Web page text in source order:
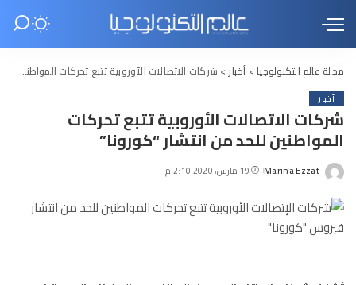
مجلة عالم التكنولوجيا> أخبار > شركات الاتصالات الأوروبية تتبع تحركات المواطنين للحد من انتشار “كورونا”
أخبار
شركات الاتصالات الأوروبية تتبع تحركات
المواطنين للحد من انتشار “كورونا”
Posted
Marina Ezzat 19 مارس، 2020 2:10 م